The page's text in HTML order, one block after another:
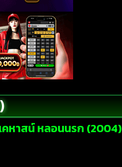
คหาสน์ หลอนนรก (2004)